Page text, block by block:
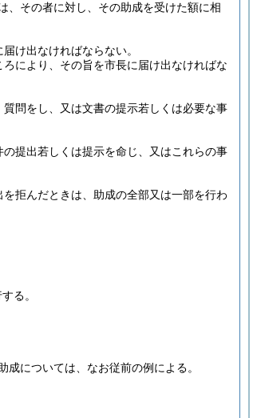
、その者に対し、その助成を受けた額に相
け出なければならない。
により、その旨を市長に届け出なければな
問をし、又は文書の提示若しくは必要な事
提出若しくは提示を命じ、又はこれらの事
拒んだときは、助成の全部又は一部を行わ
る。
については、なお従前の例による。